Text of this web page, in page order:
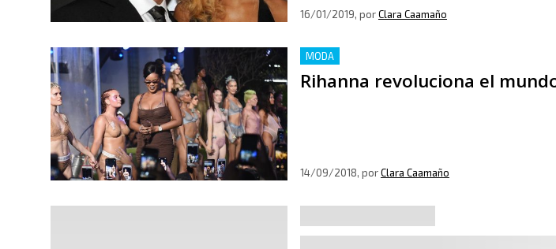
16/01/2019, porClara Caamaño
MODA
Rihanna revoluciona el
14/09/2018, porClara Caamaño